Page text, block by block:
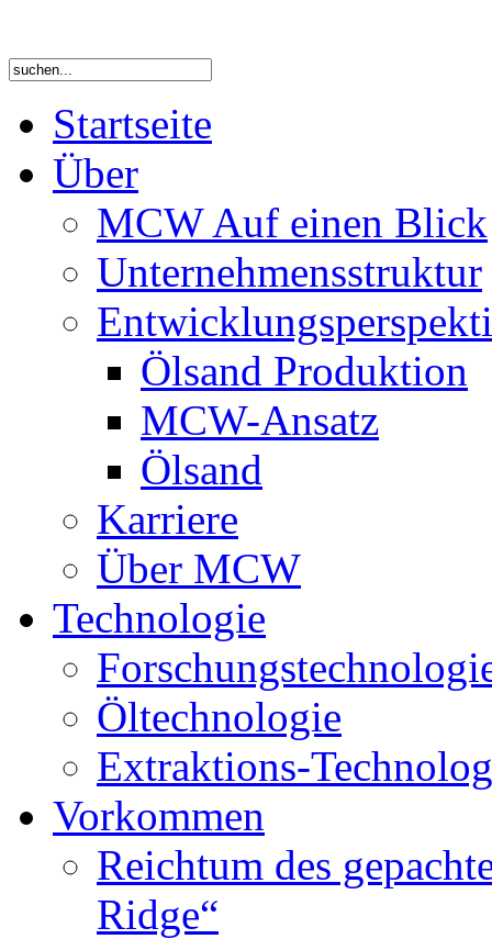
Startseite
Über
MCW Auf einen Blick
Unternehmensstruktur
Ölsand Produktion
MCW-Ansatz
Ölsand
Karriere
Über MCW
Technologie
Öltechnologie
Extraktions-
Vorkommen
Reichtum des
Ridge“